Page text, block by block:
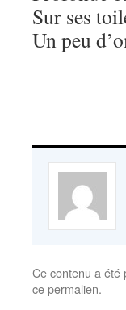
Sur ses
Un peu
Ce contenu a été
ce permalien.